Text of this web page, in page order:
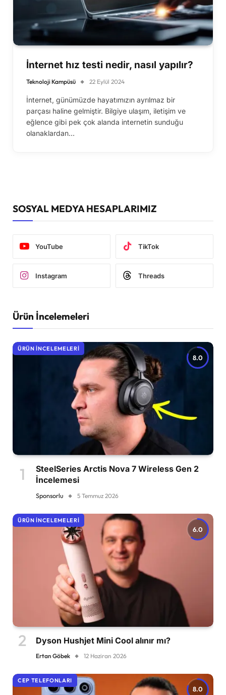
İnternet hız testi nedir, nasıl yapılır?
Teknoloji Kampüsü 22 Eylül 2024
İnternet, günümüzde hayatımızın ayrılmaz bir
parçası haline gelmiştir. Bilgiye ulaşım, iletişim ve
eğlence gibi pek çok alanda internetin sunduğu
olanaklardan…
SOSYAL MEDYA HESAPLARIMIZ
YouTube TikTok
Instagram Threads
Ürün İncelemeleri
8.0
ÜRÜN İNCELEMELERI
SteelSeries Arctis Nova 7 Wireless Gen 2
İncelemesi
Sponsorlu 5 Temmuz 2026
6.0
ÜRÜN İNCELEMELERI
Dyson Hushjet Mini Cool alınır mı?
Ertan Göbek 12 Haziran 2026
8.0
CEP TELEFONLARI